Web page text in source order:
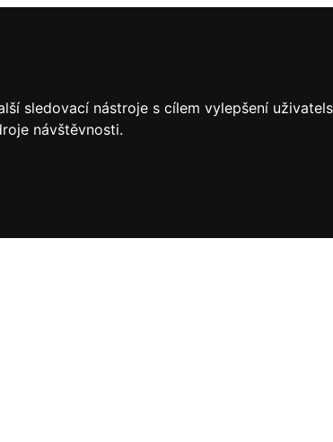
sledovací nástroje s cílem vylepšení
návštěvnosti.